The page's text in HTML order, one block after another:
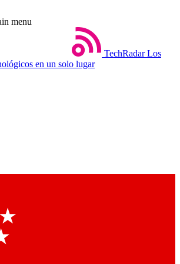
menu
TechRadar Los
en un solo lugar